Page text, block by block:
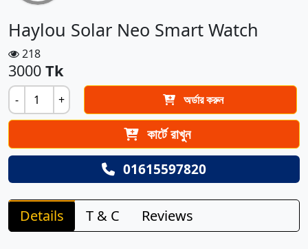
Haylou Solar Neo Smart Watch
218
3000 Tk
- + অর্ডার করুন
কার্টে রাখুন
01615597820
Details T & C Reviews